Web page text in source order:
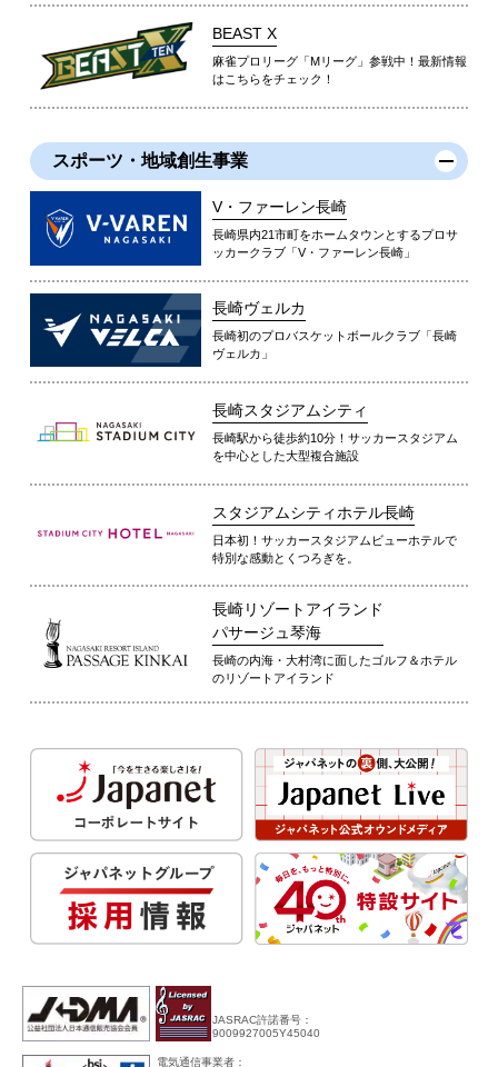
BEAST X
麻雀プロリーグ「Mリーグ」参戦中！最新情報
はこちらをチェック！
スポーツ・地域創生事業
V・ファーレン長崎
長崎県内21市町をホームタウンとするプロサ
ッカークラブ「V・ファーレン長崎」
長崎ヴェルカ
長崎初のプロバスケットボールクラブ「長崎
ヴェルカ」
長崎スタジアムシティ
長崎駅から徒歩約10分！サッカースタジアム
を中心とした大型複合施設
スタジアムシティホテル長崎
日本初！サッカースタジアムビューホテルで
特別な感動とくつろぎを。
長崎リゾートアイランド
パサージュ琴海
長崎の内海・大村湾に面したゴルフ＆ホテル
のリゾートアイランド
JASRAC許諾番号：
9009927005Y45040
電気通信事業者：